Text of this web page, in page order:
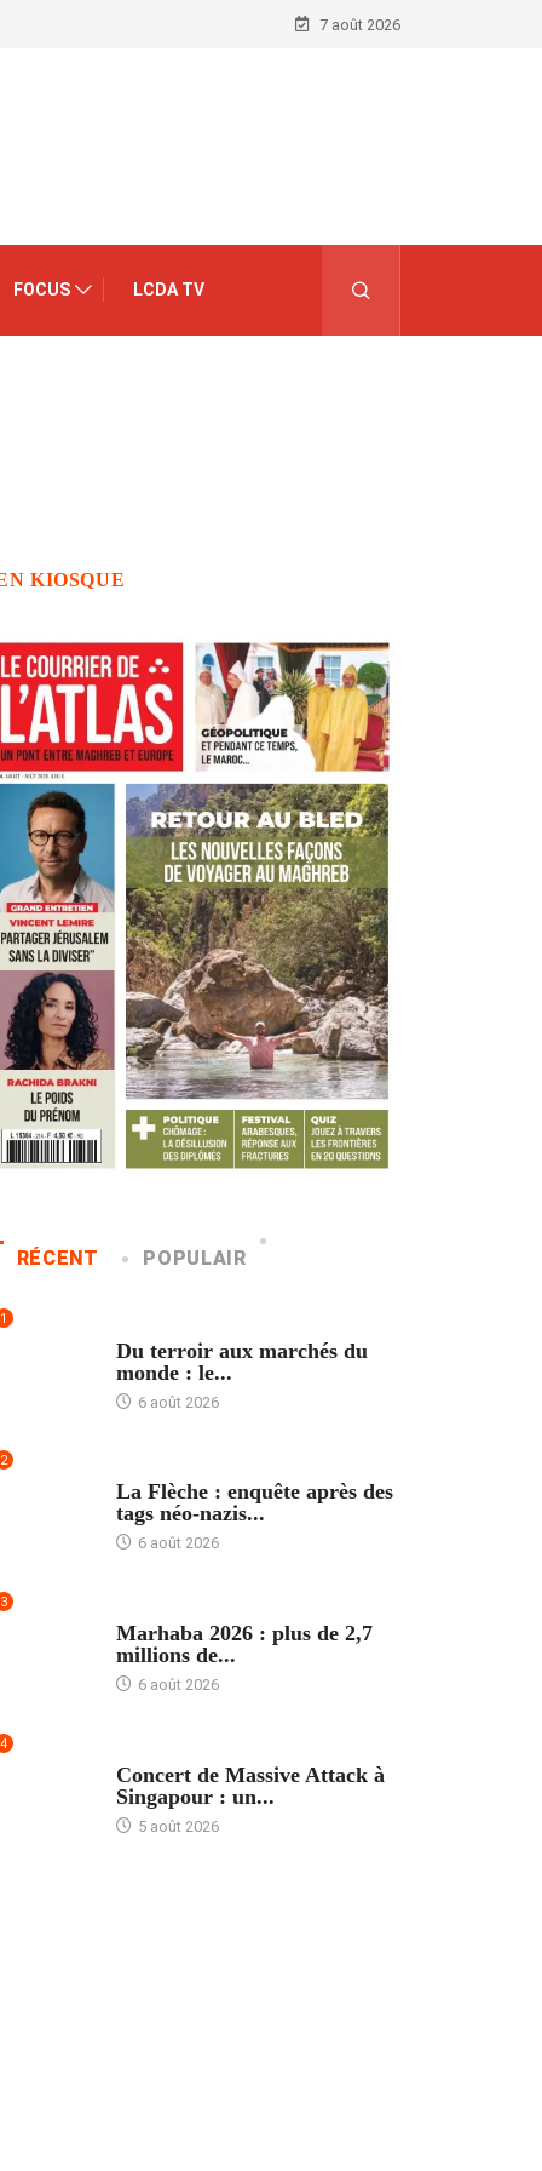
7 août 2026
FOCUS LCDA TV
KIOSQUE
RÉCENT POPULAIR
1
Du terroir aux marchés du
monde : le...
6 août 2026
2
La Flèche : enquête après des
tags néo-nazis...
6 août 2026
3
Marhaba 2026 : plus de 2,7
millions de...
6 août 2026
4
Concert de Massive Attack à
Singapour : un...
5 août 2026